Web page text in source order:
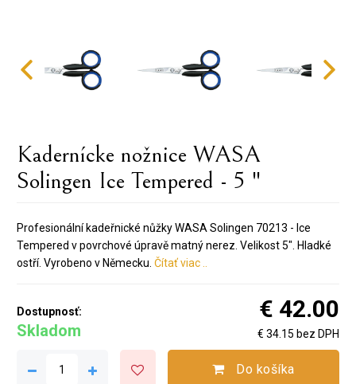
Kadernícke nožnice WASA
Solingen Ice Tempered - 5 "
Profesionální kadeřnické nůžky WASA Solingen 70213 - Ice
Tempered v povrchové úpravě matný nerez. Velikost 5". Hladké
ostří. Vyrobeno v Německu. Čítať viac ..
Dostupnosť:
Skladom
€ 42.00
€ 34.15 bez DPH
Do košíka